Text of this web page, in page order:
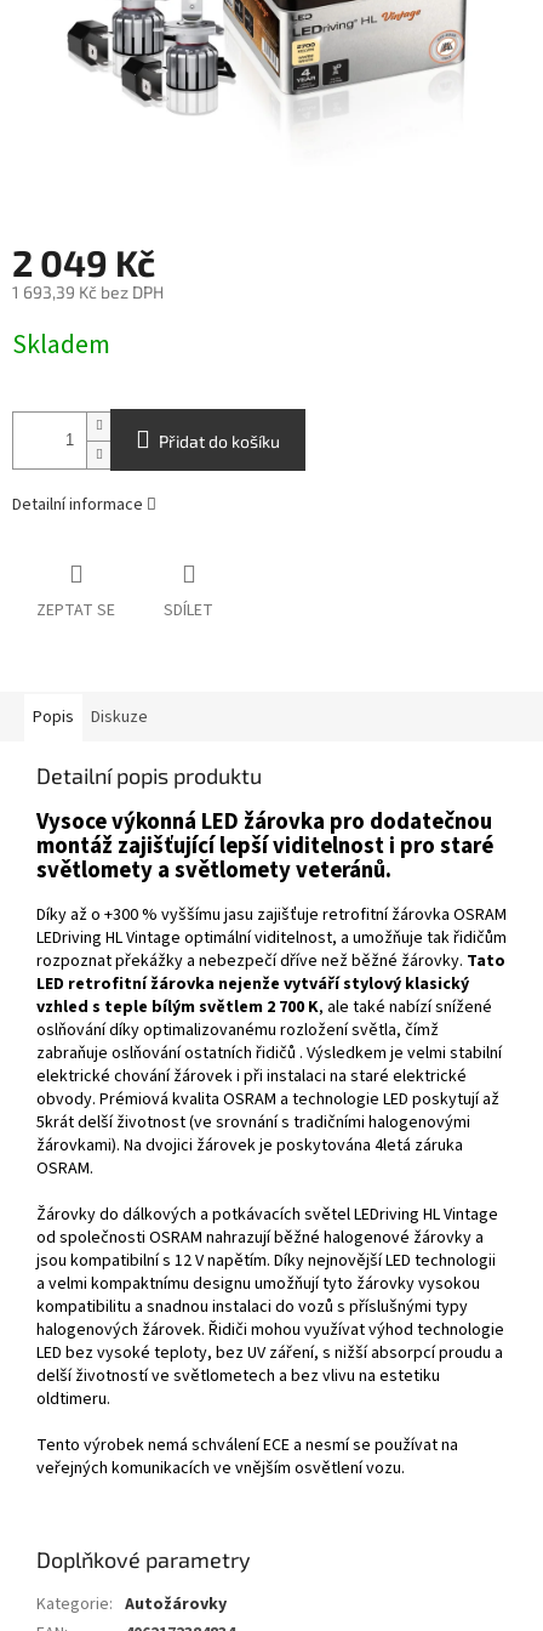
2 049 Kč
1 693,39 Kč bez DPH
cena:
Skladem
Přidat do košíku
Detailní informace
ZEPTAT SE SDÍLET
Popis Diskuze
Detailní popis produktu
Vysoce výkonná LED žárovka pro dodatečnou
montáž zajišťující lepší viditelnost i pro staré
světlomety a světlomety veteránů.
Díky až o +300 % vyššímu jasu zajišťuje retrofitní žárovka OSRAM
LEDriving HL Vintage optimální viditelnost, a umožňuje tak řidičům
rozpoznat překážky a nebezpečí dříve než běžné žárovky. Tato
LED retrofitní žárovka nejenže vytváří stylový klasický
vzhled s teple bílým světlem 2 700 K, ale také nabízí snížené
oslňování díky optimalizovanému rozložení světla, čímž
zabraňuje oslňování ostatních řidičů . Výsledkem je velmi stabilní
elektrické chování žárovek i při instalaci na staré elektrické
obvody. Prémiová kvalita OSRAM a technologie LED poskytují až
5krát delší životnost (ve srovnání s tradičními halogenovými
žárovkami). Na dvojici žárovek je poskytována 4letá záruka
OSRAM.
Žárovky do dálkových a potkávacích světel LEDriving HL Vintage
od společnosti OSRAM nahrazují běžné halogenové žárovky a
jsou kompatibilní s 12 V napětím. Díky nejnovější LED technologii
a velmi kompaktnímu designu umožňují tyto žárovky vysokou
kompatibilitu a snadnou instalaci do vozů s příslušnými typy
halogenových žárovek. Řidiči mohou využívat výhod technologie
LED bez vysoké teploty, bez UV záření, s nižší absorpcí proudu a
delší životností ve světlometech a bez vlivu na estetiku
oldtimeru.
Tento výrobek nemá schválení ECE a nesmí se používat na
veřejných komunikacích ve vnějším osvětlení vozu.
Doplňkové parametry
Kategorie: Autožárovky